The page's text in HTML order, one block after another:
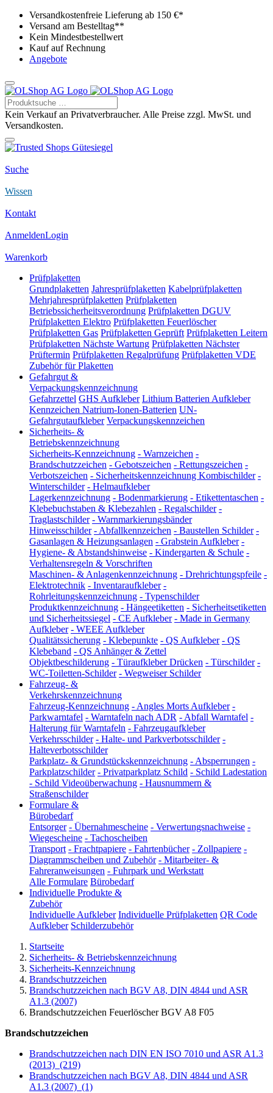
Versandkostenfreie Lieferung ab 150 €*
Versand am Bestelltag**
Kein Mindestbestellwert
Kauf auf Rechnung
Angebote
Kein Verkauf an Privatverbraucher. Alle Preise zzgl. MwSt. und
Versandkosten.
Suche
Wissen
Kontakt
AnmeldenLogin
Warenkorb
Prüfplaketten
Grundplaketten Jahresprüfplaketten Kabelprüfplaketten
Mehrjahresprüfplaketten Prüfplaketten
Betriebssicherheitsverordnung Prüfplaketten DGUV
Prüfplaketten Elektro Prüfplaketten Feuerlöscher
Prüfplaketten Gas Prüfplaketten Geprüft Prüfplaketten Leitern
Prüfplaketten Nächste Wartung Prüfplaketten Nächster
Prüftermin Prüfplaketten Regalprüfung Prüfplaketten VDE
Zubehör für Plaketten
Gefahrgut &
Verpackungskennzeichnung
Gefahrzettel GHS Aufkleber Lithium Batterien Aufkleber
Kennzeichen Natrium-Ionen-Batterien UN-
Gefahrgutaufkleber Verpackungskennzeichen
Sicherheits- &
Betriebskennzeichnung
Sicherheits-Kennzeichnung - Warnzeichen -
Brandschutzzeichen - Gebotszeichen - Rettungszeichen -
Verbotszeichen - Sicherheitskennzeichnung Kombischilder -
Winterschilder - Helmaufkleber
Lagerkennzeichnung - Bodenmarkierung - Etikettentaschen -
Klebebuchstaben & Klebezahlen - Regalschilder -
Traglastschilder - Warnmarkierungsbänder
Hinweisschilder - Abfallkennzeichen - Baustellen Schilder -
Gasanlagen & Heizungsanlagen - Grabstein Aufkleber -
Hygiene- & Abstandshinweise - Kindergarten & Schule -
Verhaltensregeln & Vorschriften
Maschinen- & Anlagenkennzeichnung - Drehrichtungspfeile -
Elektrotechnik - Inventaraufkleber -
Rohrleitungskennzeichnung - Typenschilder
Produktkennzeichnung - Hängeetiketten - Sicherheitsetiketten
und Sicherheitssiegel - CE Aufkleber - Made in Germany
Aufkleber - WEEE Aufkleber
Qualitätssicherung - Klebepunkte - QS Aufkleber - QS
Klebeband - QS Anhänger & Zettel
Objektbeschilderung - Türaufkleber Drücken - Türschilder -
WC-Toiletten-Schilder - Wegweiser Schilder
Fahrzeug- &
Verkehrskennzeichnung
Fahrzeug-Kennzeichnung - Angles Morts Aufkleber -
Parkwarntafel - Warntafeln nach ADR - Abfall Warntafel -
Halterung für Warntafeln - Fahrzeugaufkleber
Verkehrsschilder - Halte- und Parkverbotsschilder -
Halteverbotsschilder
Parkplatz- & Grundstückskennzeichnung - Absperrungen -
Parkplatzschilder - Privatparkplatz Schild - Schild Ladestation
- Schild Videoüberwachung - Hausnummern &
Straßenschilder
Formulare &
Bürobedarf
Entsorger - Übernahmescheine - Verwertungsnachweise -
Wiegescheine - Tachoscheiben
Transport - Frachtpapiere - Fahrtenbücher - Zollpapiere -
Diagrammscheiben und Zubehör - Mitarbeiter- &
Fahreranweisungen - Fuhrpark und Werkstatt
Alle Formulare Bürobedarf
Individuelle Produkte &
Zubehör
Individuelle Aufkleber Individuelle Prüfplaketten QR Code
Aufkleber Schilderzubehör
Startseite
Sicherheits- & Betriebskennzeichnung
Sicherheits-Kennzeichnung
Brandschutzzeichen
Brandschutzzeichen nach BGV A8, DIN 4844 und ASR
A1.3 (2007)
Brandschutzzeichen Feuerlöscher BGV A8 F05
Brandschutzzeichen
Brandschutzzeichen nach DIN EN ISO 7010 und ASR A1.3
(2013) (219)
Brandschutzzeichen nach BGV A8, DIN 4844 und ASR
A1.3 (2007) (1)